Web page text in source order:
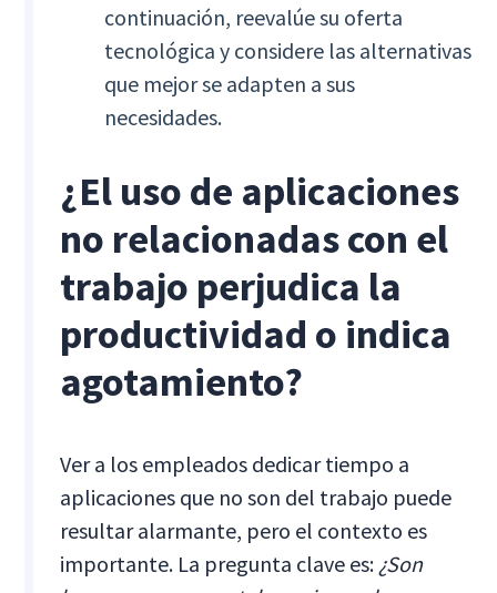
continuación, reevalúe su oferta
tecnológica y considere las alternativas
que mejor se adapten a sus
necesidades.
¿El uso de aplicaciones
no relacionadas con el
trabajo perjudica la
productividad o indica
agotamiento?
Ver a los empleados dedicar tiempo a
aplicaciones que no son del trabajo puede
resultar alarmante, pero el contexto es
importante. La pregunta clave es: ¿Son